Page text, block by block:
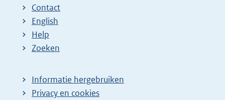
Contact
English
Help
Zoeken
Informatie hergebruiken
Privacy en cookies